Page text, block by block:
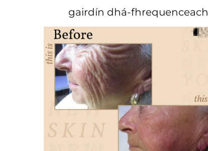
gairdín dhá-fhrequenceach